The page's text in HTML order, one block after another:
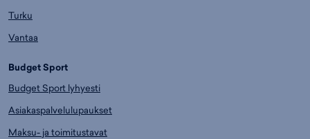
Turku
Vantaa
Budget Sport
Budget Sport lyhyesti
Asiakaspalvelulupaukset
Maksu- ja toimitustavat